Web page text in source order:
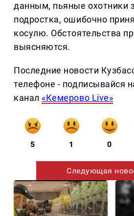
данным, пьяные охотники
подростка, ошибочно
косулю. Обстоятельства
выясняются.
Последние новости
телефоне - подписывайся
канал «Кемерово Live»
5 1 0
Следующая